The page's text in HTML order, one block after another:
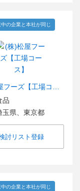
中の企業と本社が同じ
品
玉県、東京都
討リスト登録
中の企業と本社が同じ